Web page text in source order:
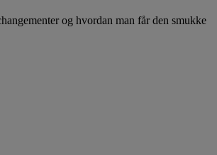
og hvordan man får den smukke